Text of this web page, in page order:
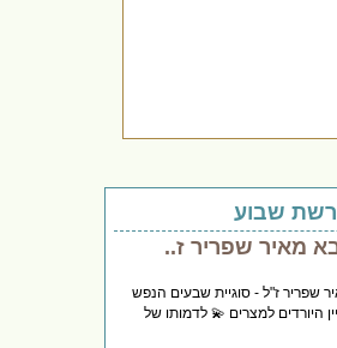
שבוע
מאיר שפריר ז..
שפריר ז"ל - סוגיית שבעים הנפש
היורדים למצרים 💫 לדמותו של